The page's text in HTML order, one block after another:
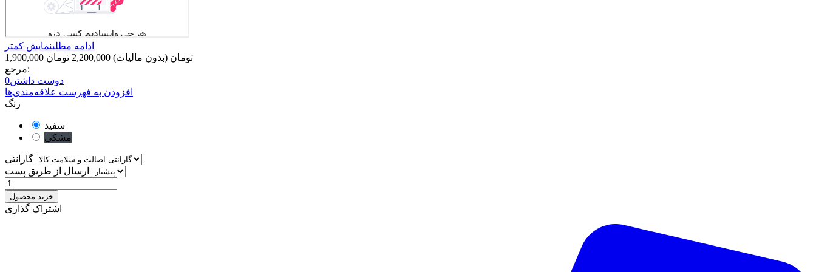
ادامه مطلبنمایش کمتر
1,900,000 تومان (بدون مالیات) 2,200,000 تومان
مرجع:
دوست داشتن0
افزودن به فهرست علاقه‌مندی‌ها
رنگ
سفید
مشکی
گارانتی
ارسال از طریق پست
خرید محصول
اشتراک گذاری